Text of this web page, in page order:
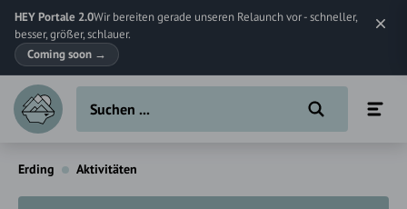
HEY Portale 2.0Wir bereiten gerade unseren Relaunch vor - schneller,
besser, größer, schlauer.
Coming soon →
Erding Aktivitäten